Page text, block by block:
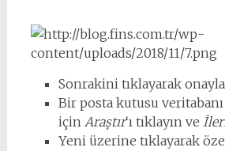
Sonrakini tıklayarak
Bir posta kutusu
için Araştır‘ı tıklayın ve
Yeni üzerine tıklayarak